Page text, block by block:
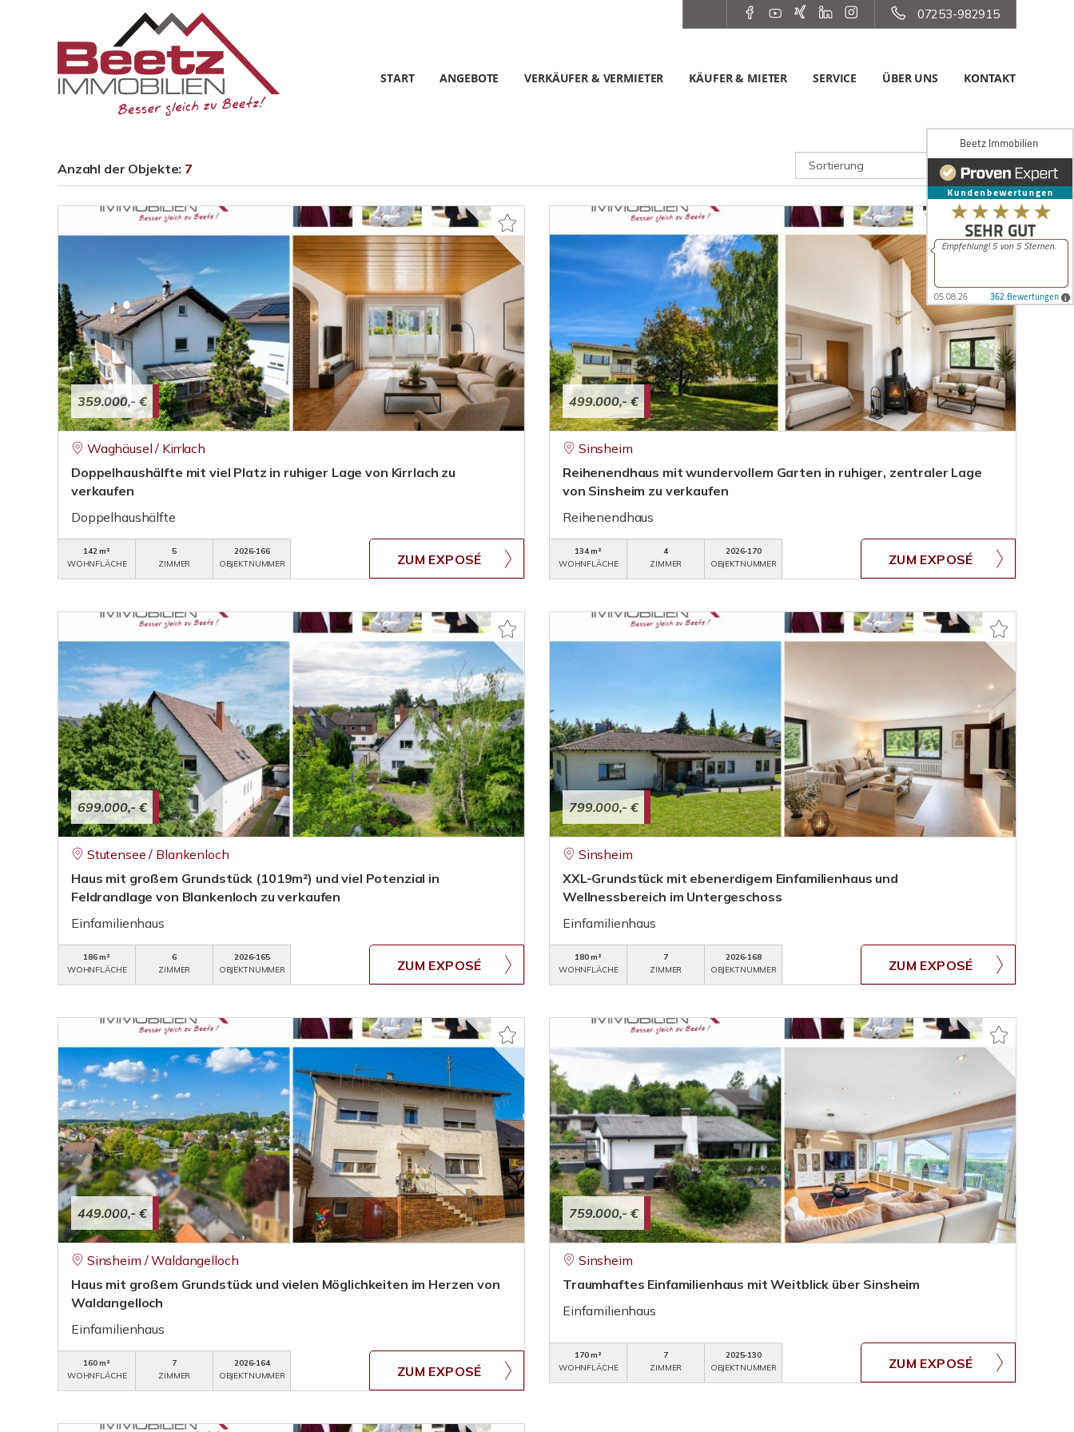
07253-982915
START ANGEBOTE VERKÄUFER & VERMIETER KÄUFER & MIETER SERVICE ÜBER UNS KONTAKT
Anzahl der Objekte: 7
359.000,- €
Waghäusel / Kirrlach
Doppelhaushälfte mit viel Platz in ruhiger Lage von Kirrlach zu
verkaufen
Doppelhaushälfte
142 m²
WOHNFLÄCHE
5
ZIMMER
2026-166
OBJEKTNUMMER
ZUM EXPOSÉ
499.000,- €
Sinsheim
Reihenendhaus mit wundervollem Garten in ruhiger, zentraler Lage
von Sinsheim zu verkaufen
Reihenendhaus
134 m²
WOHNFLÄCHE
4
ZIMMER
2026-170
OBJEKTNUMMER
ZUM EXPOSÉ
699.000,- €
Stutensee / Blankenloch
Haus mit großem Grundstück (1019m²) und viel Potenzial in
Feldrandlage von Blankenloch zu verkaufen
Einfamilienhaus
186 m²
WOHNFLÄCHE
6
ZIMMER
2026-165
OBJEKTNUMMER
ZUM EXPOSÉ
799.000,- €
Sinsheim
XXL-Grundstück mit ebenerdigem Einfamilienhaus und
Wellnessbereich im Untergeschoss
Einfamilienhaus
180 m²
WOHNFLÄCHE
7
ZIMMER
2026-168
OBJEKTNUMMER
ZUM EXPOSÉ
449.000,- €
Sinsheim / Waldangelloch
Haus mit großem Grundstück und vielen Möglichkeiten im Herzen von
Waldangelloch
Einfamilienhaus
160 m²
WOHNFLÄCHE
7
ZIMMER
2026-164
OBJEKTNUMMER
ZUM EXPOSÉ
759.000,- €
Sinsheim
Traumhaftes Einfamilienhaus mit Weitblick über Sinsheim
Einfamilienhaus
170 m²
WOHNFLÄCHE
7
ZIMMER
2025-130
OBJEKTNUMMER
ZUM EXPOSÉ